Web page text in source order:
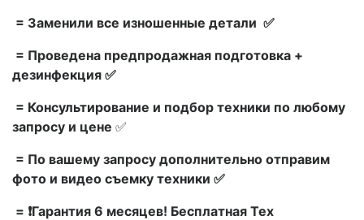
= Заменили все изношенные детали ✅
= Проведена предпродажная подготовка +
дезинфекция ✅
= Консультирование и подбор техники по любому
запросу и цене ✅
= По вашему запросу дополнительно отправим
фото и видео съемку техники ✅
= ❗Гарантия 6 месяцев! Бесплатная Тех